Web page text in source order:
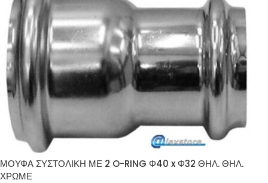
ΜΟΥΦΑ ΣΥΣΤΟΛΙΚΗ ΜΕ 2 O-RING Φ40 x Φ32 ΘΗΛ. ΘΗΛ.
ΧΡΩΜΕ